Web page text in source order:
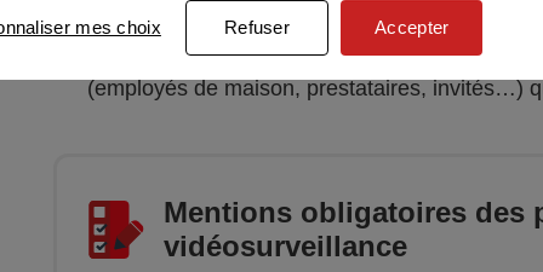
ou un appartement non ouvert au public et
autant, il reste conseillé d’installer ce type de
(employés de maison, prestataires, invités…)
Mentions obligatoires des
vidéosurveillance
mes choix Refuser Accepter